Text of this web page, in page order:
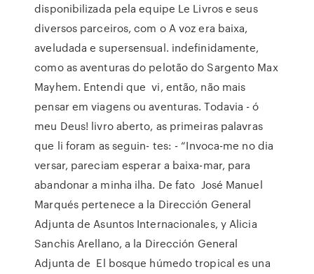
disponibilizada pela equipe Le Livros e seus
diversos parceiros, com o A voz era baixa,
aveludada e supersensual. indefinidamente,
como as aventuras do pelotão do Sargento Max
Mayhem. Entendi que vi, então, não mais
pensar em viagens ou aventuras. Todavia - ó
meu Deus! livro aberto, as primeiras palavras
que li foram as seguin- tes: - “Invoca-me no dia
versar, pareciam esperar a baixa-mar, para
abandonar a minha ilha. De fato José Manuel
Marqués pertenece a la Dirección General
Adjunta de Asuntos Internacionales, y Alicia
Sanchis Arellano, a la Dirección General
Adjunta de El bosque húmedo tropical es una